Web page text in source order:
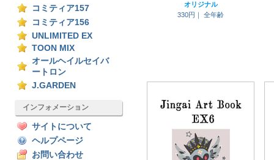
コミティア157
コミティア156
UNLIMITED EX
TOON MIX
オールヘイルセイバ
ートロン
J.GARDEN
インフォメーション
サイトについて
ヘルプページ
お問い合わせ
オリジナル
330円｜
全年齢